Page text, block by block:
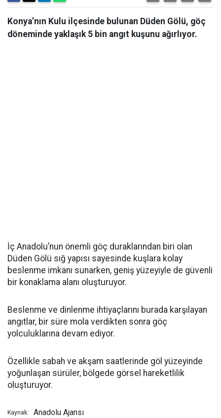
Konya’nın Kulu ilçesinde bulunan Düden Gölü, göç
döneminde yaklaşık 5 bin angıt kuşunu ağırlıyor.
İç Anadolu’nun önemli göç duraklarından biri olan
Düden Gölü sığ yapısı sayesinde kuşlara kolay
beslenme imkanı sunarken, geniş yüzeyiyle de güvenli
bir konaklama alanı oluşturuyor.
Beslenme ve dinlenme ihtiyaçlarını burada karşılayan
angıtlar, bir süre mola verdikten sonra göç
yolculuklarına devam ediyor.
Özellikle sabah ve akşam saatlerinde göl yüzeyinde
yoğunlaşan sürüler, bölgede görsel hareketlilik
oluşturuyor.
Kaynak: Anadolu Ajansı